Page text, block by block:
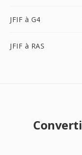
JFIF à G4
JFIF à RAS